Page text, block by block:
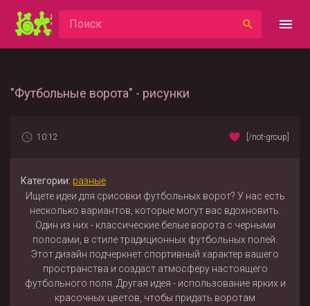
"Футбольные ворота" - рисунки
10:12 [/not-group]
Категории: разные
Ищете идеи для срисовки футбольных ворот? У нас есть
несколько вариантов, которые могут вас вдохновить.
Один из них - классические белые ворота с черными
полосами, в стиле традиционных футбольных полей.
Этот дизайн подчеркнет спортивный характер вашего
пространства и создаст атмосферу настоящего
футбольного поля. Другая идея - использование ярких и
красочных цветов, чтобы придать воротам